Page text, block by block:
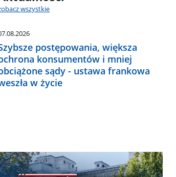
wszystkie
postępowania, większa
konsumentów i mniej
sądy - ustawa frankowa
w życie